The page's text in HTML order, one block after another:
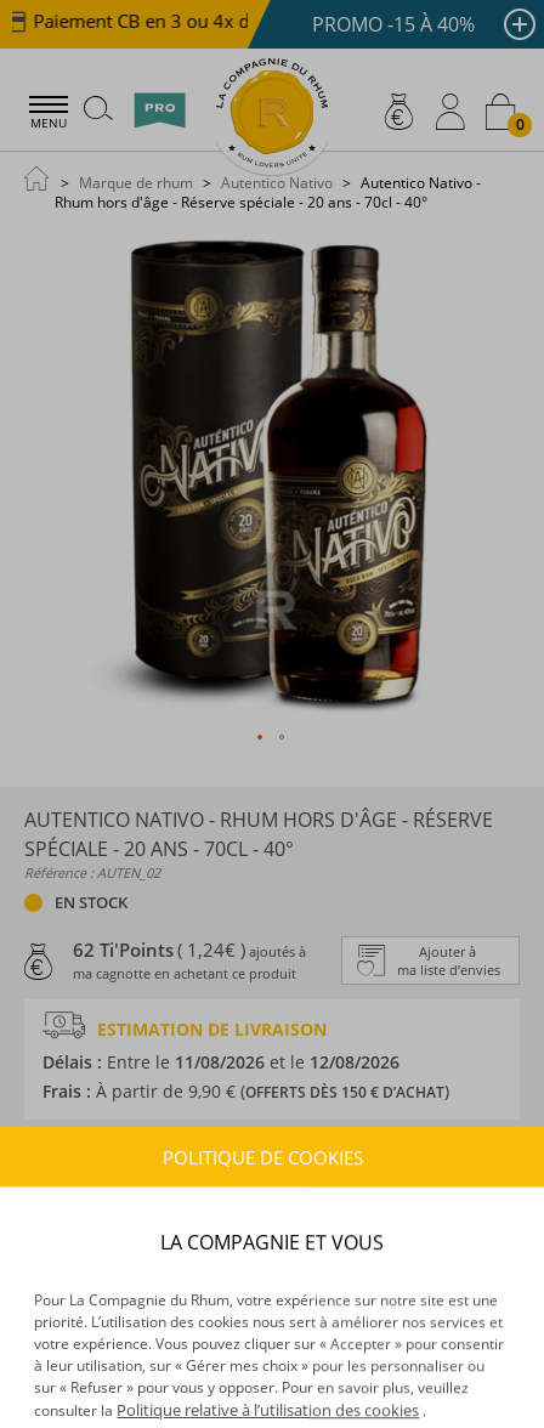
Paiement CB en 3 ou 4x dès 100 € Livraison offerte
PROMO -15 À 40%
MENU 0
Marque de rhum Autentico Nativo
Autentico Nativo -
Rhum hors d'âge - Réserve spéciale - 20 ans - 70cl - 40°
AUTENTICO NATIVO - RHUM HORS D'ÂGE - RÉSERVE
SPÉCIALE - 20 ANS - 70CL - 40°
Référence : AUTEN_02
EN STOCK
Ajouter à
ma liste d’envies
62 Ti'Points( 1,24€ ) ajoutés à
ma cagnotte en achetant ce produit
ESTIMATION DE LIVRAISON
Délais : Entre le 11/08/2026 et le 12/08/2026
Frais : À partir de 9,90 € (OFFERTS DÈS 150 € D’ACHAT)
Panama
Environnement de vieillissement :Tropical
Volume :70CL
Degré :40°
Médailles : Or 2019 au Sip Awards, Or 2019-2020 au
WSC - Double Or 2019 au WSWA, Or 2020 au NY INTL
POLITIQUE DE COOKIES
LA COMPAGNIE ET VOUS
Pour La Compagnie du Rhum, votre expérience sur notre site est une
priorité. L’utilisation des cookies nous sert à améliorer nos services et
votre expérience. Vous pouvez cliquer sur « Accepter » pour consentir
à leur utilisation, sur « Gérer mes choix » pour les personnaliser ou
sur « Refuser » pour vous y opposer. Pour en savoir plus, veuillez
consulter la Politique relative à l’utilisation des cookies .